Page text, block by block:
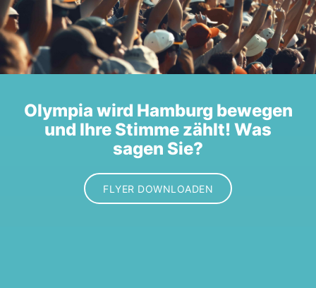
Olympia wird Hamburg bewegen
und Ihre Stimme zählt! Was
sagen Sie?
FLYER DOWNLOADEN